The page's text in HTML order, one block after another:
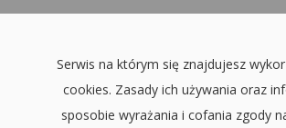
Serwis na którym się znajdujesz
cookies. Zasady ich używania oraz
sposobie wyrażania i cofania zgody